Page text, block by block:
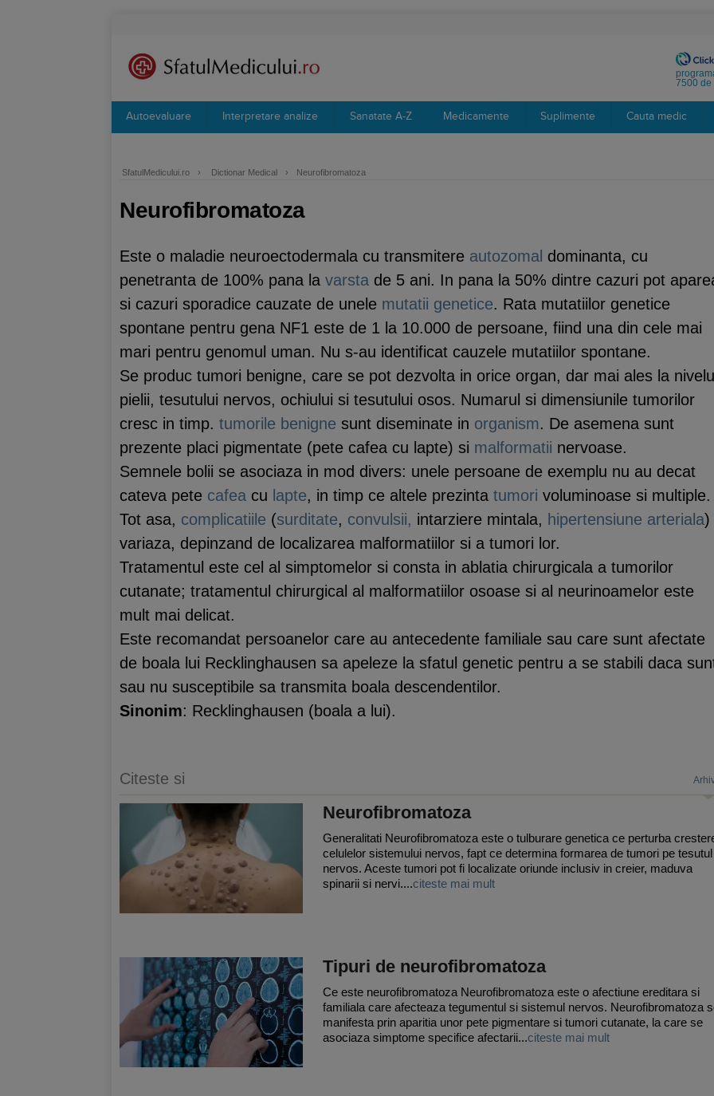
7500 de
Autoevaluare Interpretare analize Sanatate A-Z Medicamente Suplimente Cauta medic
SfatulMedicului.ro › Dictionar Medical › Neurofibromatoza
Neurofibromatoza
Este o maladie neuroectodermala cu transmitere autozomal dominanta, cu
penetranta de 100% pana la varsta de 5 ani. In pana la 50% dintre cazuri pot
si cazuri sporadice cauzate de unele mutatii genetice. Rata mutatiilor genetice
spontane pentru gena NF1 este de 1 la 10.000 de persoane, fiind una din cele mai
mari pentru genomul uman. Nu s-au identificat cauzele mutatiilor spontane.
Se produc tumori benigne, care se pot dezvolta in orice organ, dar mai ales la
pielii, tesutului nervos, ochiului si tesutului osos. Numarul si dimensiunile tumorilor
cresc in timp. tumorile benigne sunt diseminate in organism. De asemena sunt
prezente placi pigmentate (pete cafea cu lapte) si malformatii nervoase.
Semnele bolii se asociaza in mod divers: unele persoane de exemplu nu au decat
cateva pete cafea cu lapte, in timp ce altele prezinta tumori voluminoase si multiple.
Tot asa, complicatiile (surditate, convulsii, intarziere mintala, hipertensiune arteriala)
variaza, depinzand de localizarea malformatiilor si a tumori lor.
Tratamentul este cel al simptomelor si consta in ablatia chirurgicala a tumorilor
cutanate; tratamentul chirurgical al malformatiilor osoase si al neurinoamelor este
mult mai delicat.
Este recomandat persoanelor care au antecedente familiale sau care sunt afectate
de boala lui Recklinghausen sa apeleze la sfatul genetic pentru a se stabili daca
sau nu susceptibile sa transmita boala descendentilor.
Sinonim: Recklinghausen (boala a lui).
Citeste si
Neurofibromatoza
Generalitati Neurofibromatoza este o tulburare genetica ce perturba
celulelor sistemului nervos, fapt ce determina formarea de tumori pe tesutul
nervos. Aceste tumori pot fi localizate oriunde inclusiv in creier, maduva
spinarii si nervi....citeste mai mult
Tipuri de neurofibromatoza
Ce este neurofibromatoza Neurofibromatoza este o afectiune ereditara si
familiala care afecteaza tegumentul si sistemul nervos. Neurofibromatoza
manifesta prin aparitia unor pete pigmentare si tumori cutanate, la care se
asociaza simptome specifice afectarii...citeste mai mult